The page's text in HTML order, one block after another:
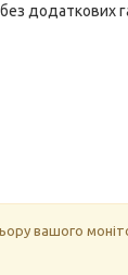
додаткових
вашого